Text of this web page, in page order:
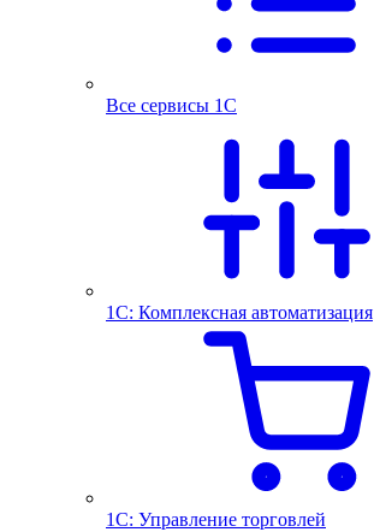
Все сервисы 1С
1С: Комплексная автоматизация
1С: Управление торговлей